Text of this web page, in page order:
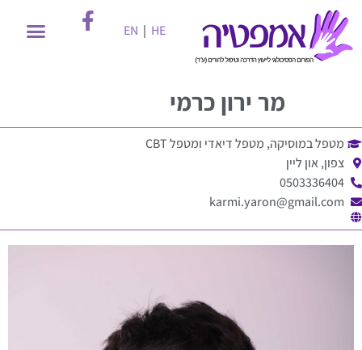
EN | HE
מר ירון כרמי
מטפל במוסיקה, מטפל דיאדי ומטפל CBT
צפון, און ליין
0503336404
karmi.yaron@gmail.com